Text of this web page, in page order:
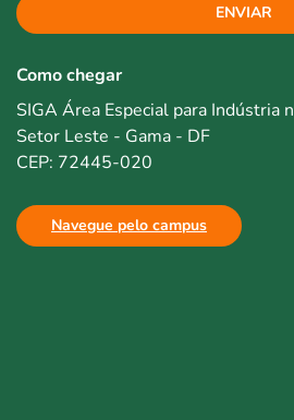
ENVIAR
Como chegar
SIGA Área Especial para Indústria
Setor Leste - Gama - DF
CEP: 72445-020
Navegue pelo campus